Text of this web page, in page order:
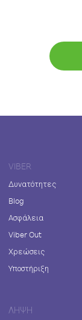
VIBER
Δυνατότητες
Blog
Ασφάλεια
Viber Out
Χρεώσεις
Υποστήριξη
ΛΉΨΗ